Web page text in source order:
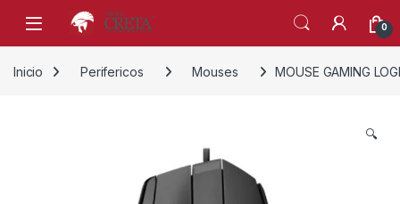
Skip to navigation
Skip to content
0
Inicio Perifericos Mouses MOUSE GAMING
🔍